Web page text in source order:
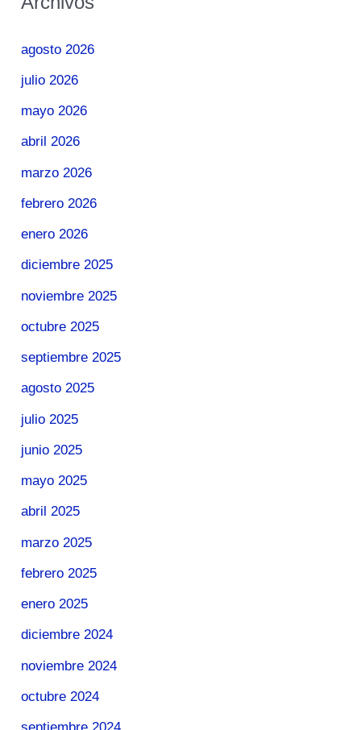
agosto 2026
julio 2026
mayo 2026
abril 2026
marzo 2026
febrero 2026
enero 2026
diciembre 2025
noviembre 2025
octubre 2025
septiembre 2025
agosto 2025
julio 2025
junio 2025
mayo 2025
abril 2025
marzo 2025
febrero 2025
enero 2025
diciembre 2024
noviembre 2024
octubre 2024